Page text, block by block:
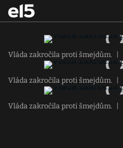
Vláda zakročila proti šmejdům.
Vláda zakročila proti šmejdům.
Vláda zakročila proti šmejdům.